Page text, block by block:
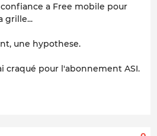
a Free mobile pour
grille...
une hypothese.
craqué pour l'abonnement ASI.